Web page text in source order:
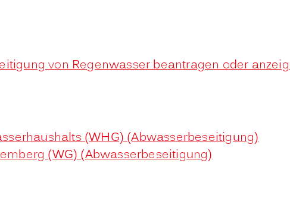
von Regenwasser beantragen oder
(WHG) (Abwasserbeseitigung)
(WG) (Abwasserbeseitigung)